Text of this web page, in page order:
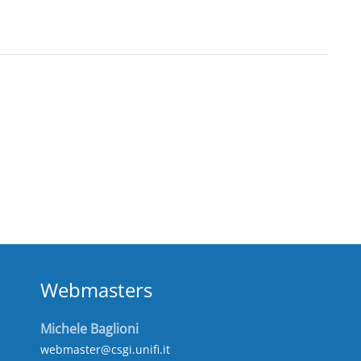
Webmasters
Michele Baglioni
webmaster@csgi.unifi.it